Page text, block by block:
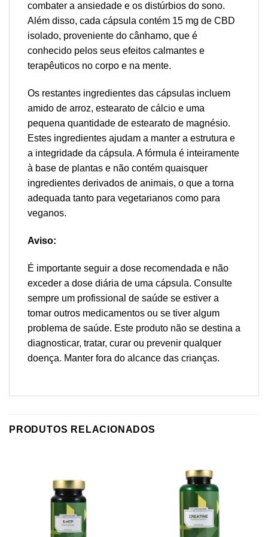
combater a ansiedade e os distúrbios do sono.
Além disso, cada cápsula contém 15 mg de CBD
isolado, proveniente do cânhamo, que é
conhecido pelos seus efeitos calmantes e
terapêuticos no corpo e na mente.
Os restantes ingredientes das cápsulas incluem
amido de arroz, estearato de cálcio e uma
pequena quantidade de estearato de magnésio.
Estes ingredientes ajudam a manter a estrutura e
a integridade da cápsula. A fórmula é inteiramente
à base de plantas e não contém quaisquer
ingredientes derivados de animais, o que a torna
adequada tanto para vegetarianos como para
veganos.
Aviso:
É importante seguir a dose recomendada e não
exceder a dose diária de uma cápsula. Consulte
sempre um profissional de saúde se estiver a
tomar outros medicamentos ou se tiver algum
problema de saúde. Este produto não se destina a
diagnosticar, tratar, curar ou prevenir qualquer
doença. Manter fora do alcance das crianças.
PRODUTOS RELACIONADOS